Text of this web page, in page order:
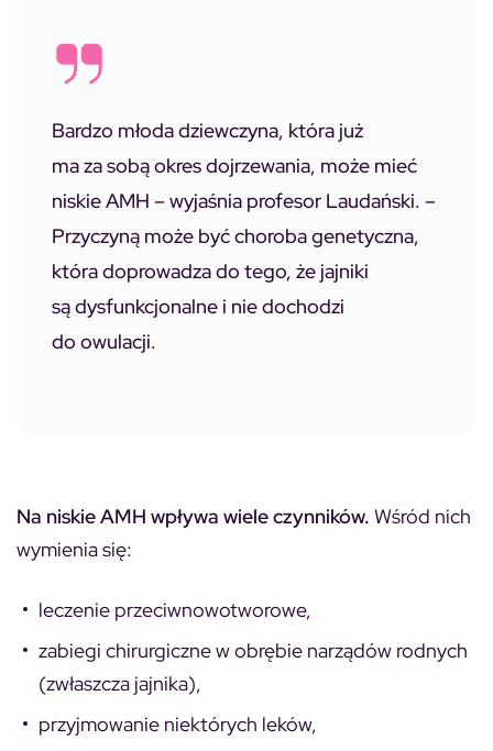
Bardzo młoda dziewczyna, która już
ma za sobą okres dojrzewania, może mieć
niskie AMH – wyjaśnia profesor Laudański. –
Przyczyną może być choroba genetyczna,
która doprowadza do tego, że jajniki
są dysfunkcjonalne i nie dochodzi
do owulacji.
Na niskie AMH wpływa wiele czynników. Wśród nich
wymienia się:
leczenie przeciwnowotworowe,
zabiegi chirurgiczne w obrębie narządów rodnych
(zwłaszcza jajnika),
przyjmowanie niektórych leków,